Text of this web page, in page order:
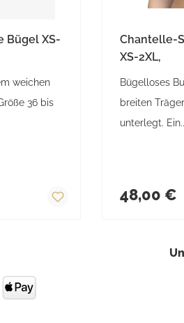
Bügel XS-
weichen
36 bis
Chantelle-
XS-2XL,
Bügelloses
breiten
unterlegt.
48,00 €